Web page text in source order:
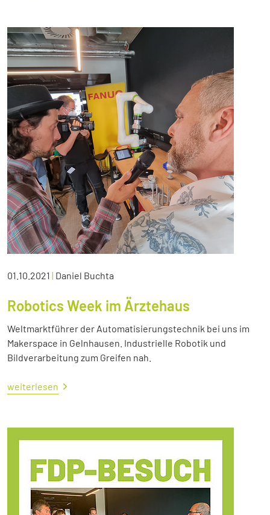
01.10.2021 | Daniel Buchta
Robotics Week im Ärztehaus
Weltmarktführer der Automatisierungstechnik bei uns im
Makerspace in Gelnhausen. Industrielle Robotik und
Bildverarbeitung zum Greifen nah.
weiterlesen